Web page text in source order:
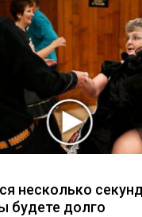
несколько
будете долго